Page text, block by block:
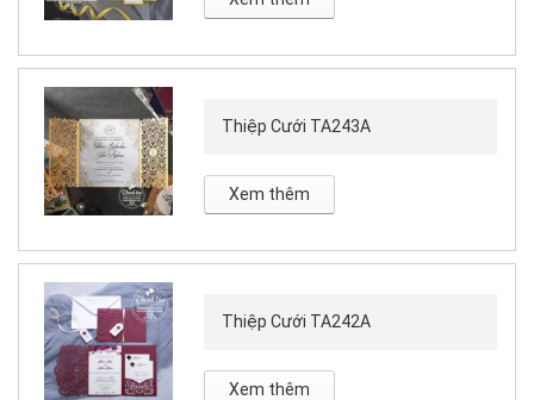
Thiệp Cưới TA243A
Xem thêm
Thiệp Cưới TA242A
Xem thêm